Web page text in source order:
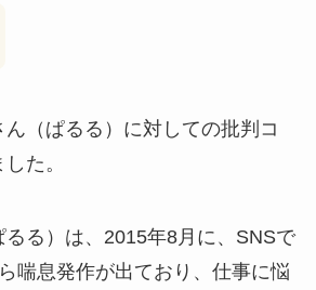
（ぱるる）に対しての批判コ
た。
る）は、2015年8月に、SNSで
喘息発作が出ており、仕事に悩